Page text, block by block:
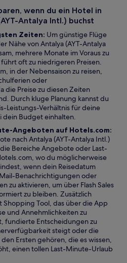
e
t
wenn du ein Hotel in
Antalya Intl.) buchst
Zeiten: Um günstige Flüge
Nähe von Antalya (AYT-Antalya
mehrere Monate im Voraus zu
oft zu niedrigeren Preisen.
in der Nebensaison zu reisen,
oder
die Preise zu diesen Zeiten
Durch kluge Planung kannst du
Leistungs-Verhältnis für deine
dein Budget einhalten.
Angeboten auf Hotels.com:
nach Antalya (AYT-Antalya Intl.)
Bereiche Angebote oder Last-
wo du möglicherweise
wenn dein Reisedatum
Benachrichtigungen oder
zu aktivieren, um über Flash Sales
zu bleiben. Zusätzlich
Shopping Tool, das über die App
und Annehmlichkeiten zu
fundierte Entscheidungen zu
steigt oder die
Ersten gehören, die es wissen,
einen tollen Last-Minute-Urlaub